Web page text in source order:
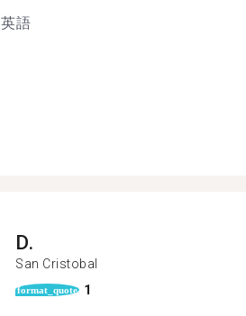
英語
D.
San Cristobal
format_quote 1